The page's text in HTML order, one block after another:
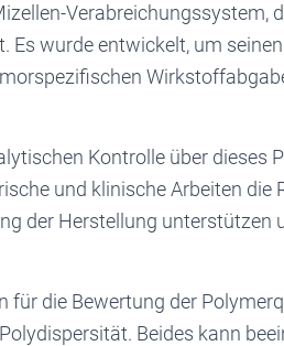
Verabreichungssystem,
Es wurde entwickelt, um
Kontrolle über dieses
und klinische Arbeiten die
der Herstellung unterstützen
für die Bewertung der
Beides kann